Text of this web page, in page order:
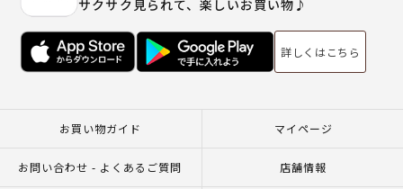
サクサク見られて、楽しいお買い物♪
詳しくはこちら
お買い物ガイド マイページ
お問い合わせ - よくあるご質問 店舗情報